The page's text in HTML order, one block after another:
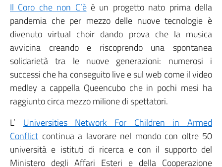
Il Coro che non C’èè un progetto nato prima della
pandemia che per mezzo delle nuove tecnologie è
divenuto virtual choir dando prova che la musica
avvicina creando e riscoprendo una spontanea
solidarietà tra le nuove generazioni: numerosi i
successi che ha conseguito live e sul web come il video
medley a cappella Queencubo che in pochi mesi ha
raggiunto circa mezzo milione di spettatori.
L’ Universities Network For Children in Armed
Conflict continua a lavorare nel mondo con oltre 50
università e istituti di ricerca e con il supporto del
Ministero degli Affari Esteri e della Cooperazione